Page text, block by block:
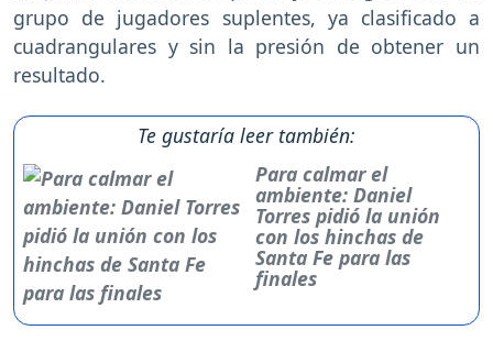
grupo de jugadores suplentes, ya clasificado a
cuadrangulares y sin la presión de obtener un
resultado.
Te gustaría leer también:
Para calmar el
ambiente: Daniel
Torres pidió la unión
con los hinchas de
Santa Fe para las
finales